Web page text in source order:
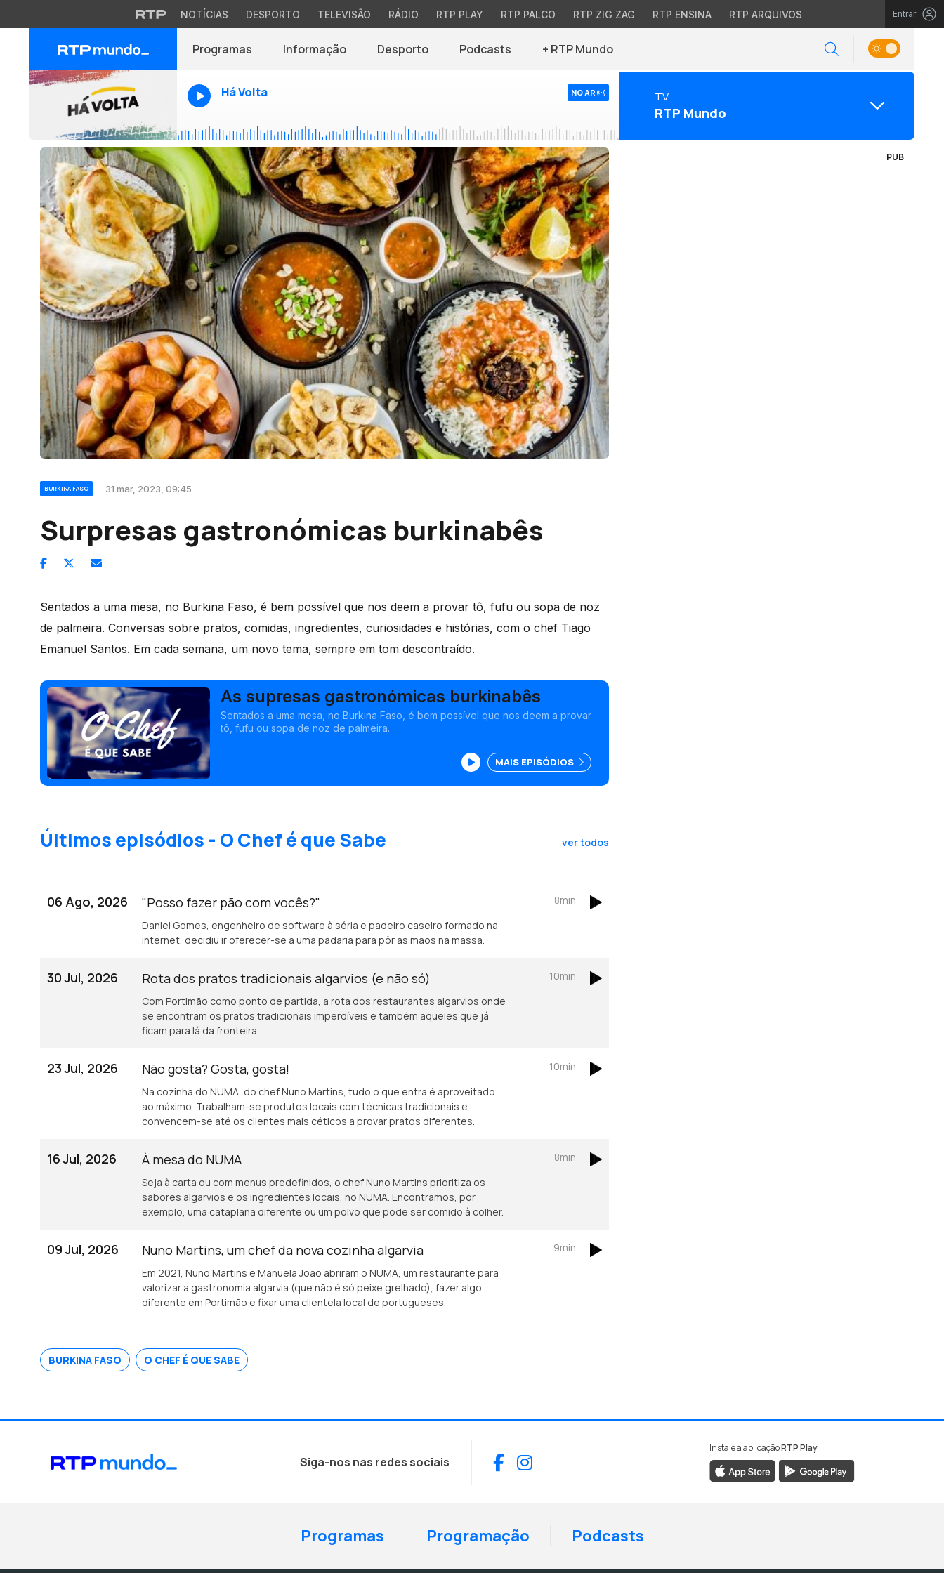
NOTÍCIAS DESPORTO TELEVISÃO RÁDIO RTP PLAY RTP PALCO RTP ZIG ZAG RTP ENSINA RTP ARQUIVOS Entrar
Programas Informação Desporto Podcasts + RTP Mundo
Há Volta NO AR TV
RTP Mundo
BURKINA FASO 31 mar, 2023, 09:45
Surpresas gastronómicas burkinabês
Sentados a uma mesa, no Burkina Faso, é bem possível que nos deem a provar tô, fufu ou sopa de noz
de palmeira. Conversas sobre pratos, comidas, ingredientes, curiosidades e histórias, com o chef Tiago
Emanuel Santos. Em cada semana, um novo tema, sempre em tom descontraído.
As supresas gastronómicas burkinabês
Sentados a uma mesa, no Burkina Faso, é bem possível que nos deem a provar
tô, fufu ou sopa de noz de palmeira.
MAIS EPISÓDIOS
Últimos episódios - O Chef é que Sabe ver todos
06 Ago, 2026 "Posso fazer pão com vocês?"
Daniel Gomes, engenheiro de software à séria e padeiro caseiro formado na
internet, decidiu ir oferecer-se a uma padaria para pôr as mãos na massa.
8min
30 Jul, 2026 Rota dos pratos tradicionais algarvios (e não só)
Com Portimão como ponto de partida, a rota dos restaurantes algarvios onde
se encontram os pratos tradicionais imperdíveis e também aqueles que já
ficam para lá da fronteira.
10min
23 Jul, 2026 Não gosta? Gosta, gosta!
Na cozinha do NUMA, do chef Nuno Martins, tudo o que entra é aproveitado
ao máximo. Trabalham-se produtos locais com técnicas tradicionais e
convencem-se até os clientes mais céticos a provar pratos diferentes.
10min
16 Jul, 2026 À mesa do NUMA
Seja à carta ou com menus predefinidos, o chef Nuno Martins prioritiza os
sabores algarvios e os ingredientes locais, no NUMA. Encontramos, por
exemplo, uma cataplana diferente ou um polvo que pode ser comido à colher.
8min
09 Jul, 2026 Nuno Martins, um chef da nova cozinha algarvia
Em 2021, Nuno Martins e Manuela João abriram o NUMA, um restaurante para
valorizar a gastronomia algarvia (que não é só peixe grelhado), fazer algo
diferente em Portimão e fixar uma clientela local de portugueses.
9min
BURKINA FASO O CHEF É QUE SABE
PUB
Siga-nos nas redes sociais Facebook
Instagram
Instale a aplicaçãoRTP Play
Programas Programação Podcasts